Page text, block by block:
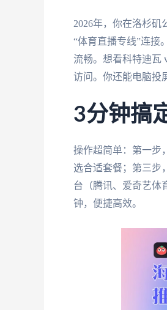
2026年，你在洛杉矶
“体育直播专线”连接
流畅。想看科特迪瓦
访问。你还能电脑投
3分钟搞
操作超简单：第一步
选合适套餐；第三步
台（腾讯、爱奇艺体
钟，便捷高效。